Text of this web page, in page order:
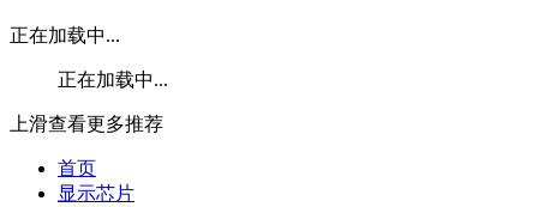
正在加载中...
正在加载中...
上滑查看更多推荐
首页
显示芯片